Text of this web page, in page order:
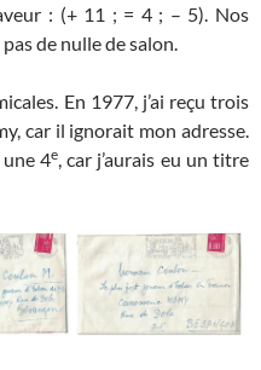
: (+ 11 ; = 4 ; – 5). Nos
de nulle de salon.
En 1977, j’ai reçu trois
car il ignorait mon adresse.
une 4e, car j’aurais eu un titre